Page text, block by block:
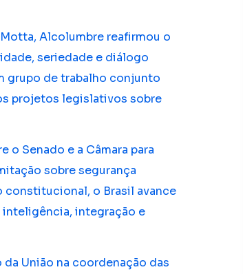
Alcolumbre reafirmou o
seriedade e diálogo
grupo de trabalho conjunto
projetos legislativos sobre
o Senado e a Câmara para
sobre segurança
constitucional, o Brasil avance
inteligência, integração e
União na coordenação das